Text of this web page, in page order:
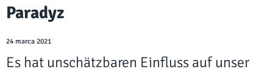
Paradyz
24 marca 2021
Es hat unschätzbaren Einfluss auf unser